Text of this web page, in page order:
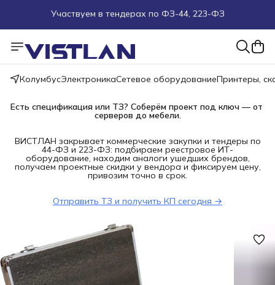
Пуско-наладочные работы
Пришлите запрос на e-mail или в чат
Более 100 000 позиций в наличии и под заказ
КолумбусЭлектроникаСетевое оборудованиеПринтеры,
Есть спецификация или ТЗ? Соберём проект под ключ — от
серверов до мебели.
ВИСТЛАН закрывает коммерческие закупки и тендеры по
44-ФЗ и 223-ФЗ: подбираем реестровое ИТ-
оборудование, находим аналоги ушедших брендов,
получаем проектные скидки у вендора и фиксируем цену,
привозим точно в срок.
Отправить ТЗ и получить КП сегодня →